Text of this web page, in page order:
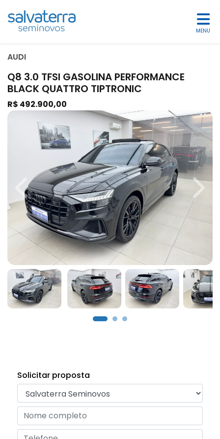
MENU
AUDI
Q8 3.0 TFSI GASOLINA PERFORMANCE
BLACK QUATTRO TIPTRONIC
R$ 492.900,00
Previous Next
Solicitar proposta